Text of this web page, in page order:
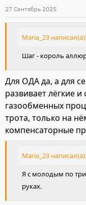
и
и
27 Сентябрь 2025
Maria_23 написал(а):
Шаг - король
Для ОДА да, а для
развивает лёгкие
газообменных
трота, только на
компенсаторные
Maria_23 написал(а):
Я с молодым по
руках.